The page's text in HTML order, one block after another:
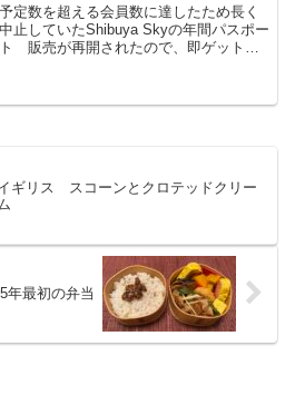
予定数を超える会員数に達したため長く
中止していたShibuya Skyの年間パスポー
ト 販売が再開されたので、即ゲットし
ギリス スコーンとクロテッドクリー
ム
年最初の弁当